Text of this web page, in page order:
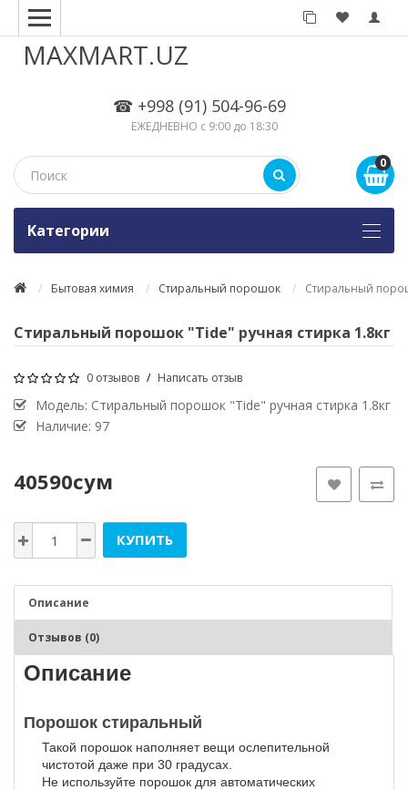
MAXMART.UZ
☎ +998 (91) 504-96-69
ЕЖЕДНЕВНО с 9:00 до 18:30
0
Kатегории
Бытовая химия Стиральный порошок Стиральный
Стиральный порошок "Tide" ручная стирка 1.8кг
0 отзывов / Написать отзыв
Модель: Стиральный порошок "Tide" ручная стирка 1.8кг
Наличие: 97
40590сум
КУПИТЬ
Описание
Отзывов (0)
Описание
Порошок стиральный
Такой порошок наполняет вещи ослепительной
чистотой даже при 30 градусах.
Не используйте порошок для автоматических